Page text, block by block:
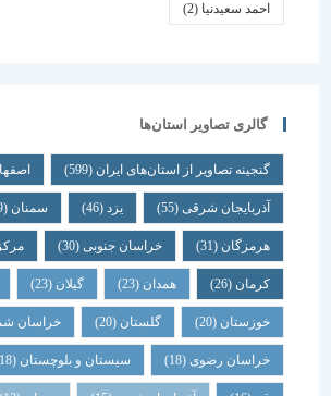
احمد سعیدنیا (2)
گالری تصاویر استان‌ها
گنجینه تصاویر از استان‌های ایران(599) اصفهان (59)
آذربایجان شرقی(55) یزد سمنان (39)
هرمزگان(31) خراسان جنوبی(30) مرکزی (26)
همدان گیلان قزوین
خوزستان(20) گلستان (20) خراسان شمالی(20)
خراسان رضوی(18) سیستان و بلوچستان(18)